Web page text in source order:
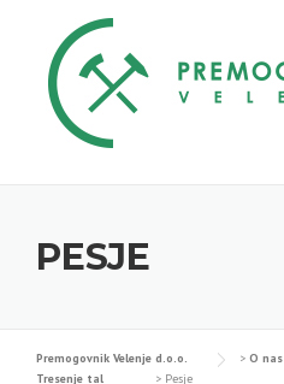
content
PESJE
Premogovnik Velenje d.o.o. > O nas
Tresenje tal
> Pesje